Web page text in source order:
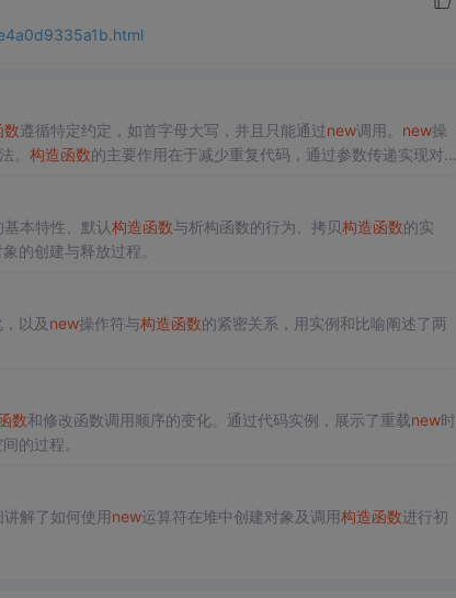
数遵循特定约定，如首字母大写，并且只能通过new调用。 new操
。 构造函数的主要作用在于减少重复代码，通过参数传递实现对象
本特性、默认构造函数与析构函数的行为、拷贝构造函数的实
的创建与释放过程。
以及 new操作符与构造函数的紧密关系，用实例和比喻阐述了两
数和修改函数调用顺序的变化。通过代码实例，展示了重载new时
的过程。
解了如何使用new运算符在堆中创建对象及调用构造函数进行初